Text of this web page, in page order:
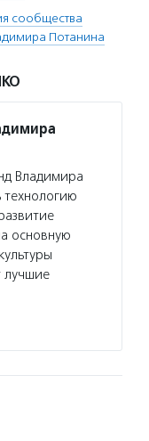
сообщества
Потанина
Владимира
технологию
основную
лучшие